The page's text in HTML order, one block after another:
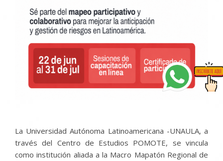
La Universidad Autónoma Latinoamericana -UNAULA, a
través del Centro de Estudios POMOTE, se vincula
como institución aliada a la Macro Mapatón Regional de